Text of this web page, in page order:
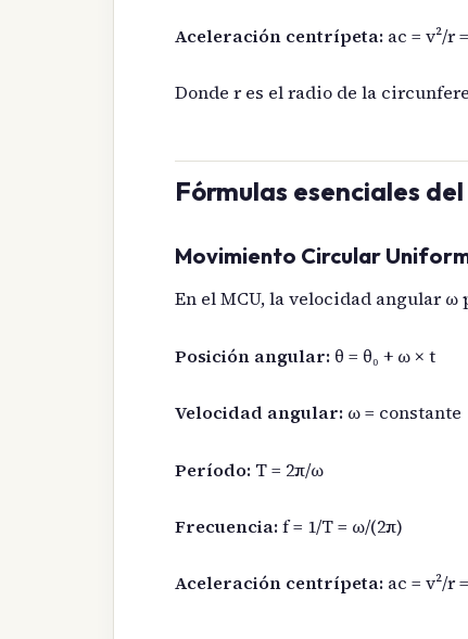
Aceleración centrípeta: ac = v²/r
Donde r es el radio de la
Fórmulas esenciales
Movimiento Circular
En el MCU, la velocidad angular ω
Posición angular: θ = θ₀ + ω × t
Velocidad angular: ω = constante
Período: T = 2π/ω
Frecuencia:f = 1/T = ω/(2π)
Aceleración centrípeta: ac = v²/r